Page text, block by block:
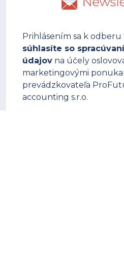
Prihlásením sa k
súhlasíte so
údajovna účely
marketingovými
prevádzkovateľa
accounting s.r.o.